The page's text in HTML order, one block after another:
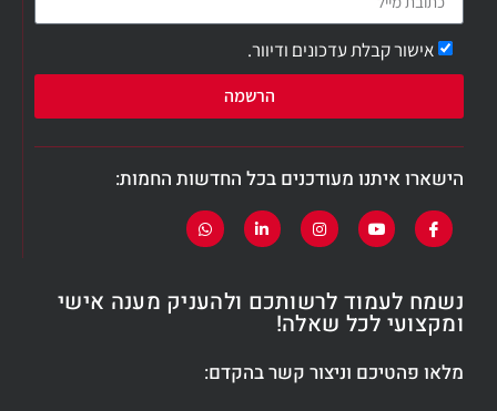
אישור קבלת עדכונים ודיוור.
הרשמה
הישארו איתנו מעודכנים בכל החדשות החמות:
נשמח לעמוד לרשותכם ולהעניק מענה אישי
ומקצועי לכל שאלה!
מלאו פהטיכם וניצור קשר בהקדם: